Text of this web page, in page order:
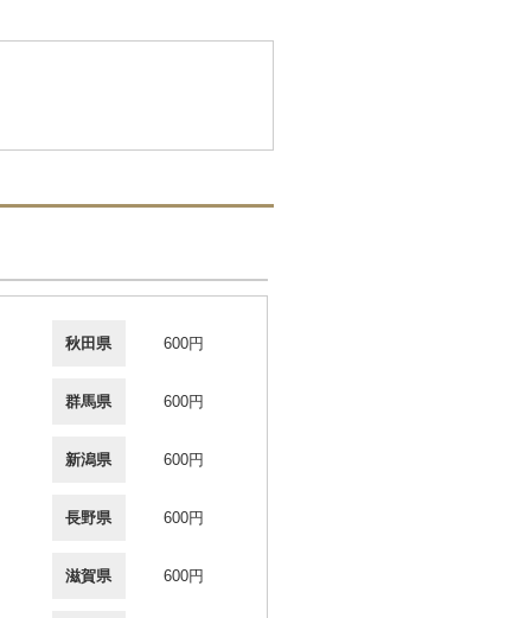
秋田県 600円
群馬県 600円
新潟県 600円
長野県 600円
滋賀県 600円